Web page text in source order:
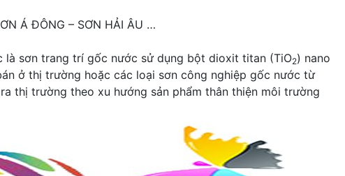
Á ĐÔNG – SƠN HẢI ÂU …
là sơn trang trí gốc nước sử dụng bột dioxit titan (TiO2) nano
ở thị trường hoặc các loại sơn công nghiệp gốc nước từ
thị trường theo xu hướng sản phẩm thân thiện môi trường